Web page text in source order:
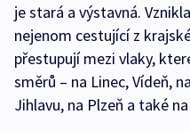
je stará a výstavná.
nejenom cestující z
přestupují mezi vlaky,
směrů – na Linec, Vídeň,
Jihlavu, na Plzeň a také